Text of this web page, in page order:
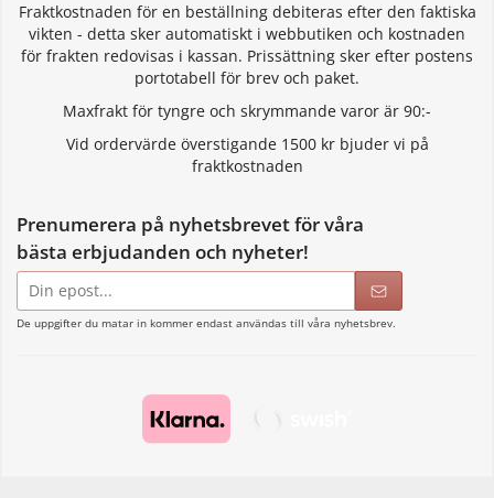
Fraktkostnaden för en beställning debiteras efter den faktiska
vikten - detta sker automatiskt i webbutiken och kostnaden
för frakten redovisas i kassan. Prissättning sker efter postens
portotabell för brev och paket.
Maxfrakt för tyngre och skrymmande varor är 90:-
Vid ordervärde överstigande 1500 kr bjuder vi på
fraktkostnaden
Prenumerera på nyhetsbrevet för våra
bästa erbjudanden och nyheter!
postadress
De uppgifter du matar in kommer endast användas till våra nyhetsbrev.